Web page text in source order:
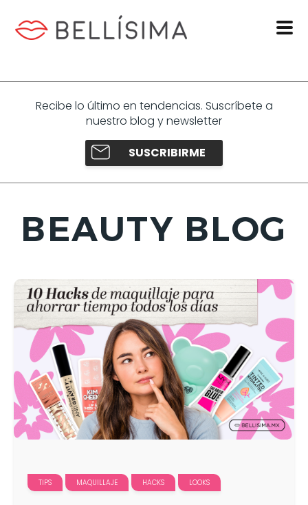
Recibe lo último en tendencias. Suscríbete a
nuestro blog y newsletter
SUSCRIBIRME
BEAUTY BLOG
TIPS MAQUILLAJE HACKS LOOKS